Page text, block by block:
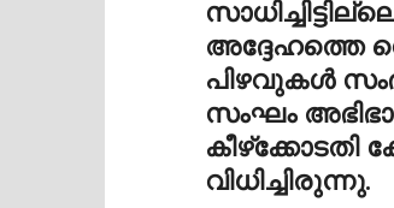
അദ്ദേഹത്തെ
പിഴവുകള്‍
സംഘം
വിധിച്ചിരുന്നു.